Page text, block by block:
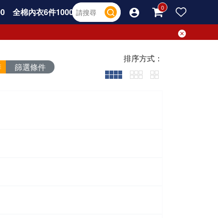
全棉內衣6件1000
篩選條件
排序方式：